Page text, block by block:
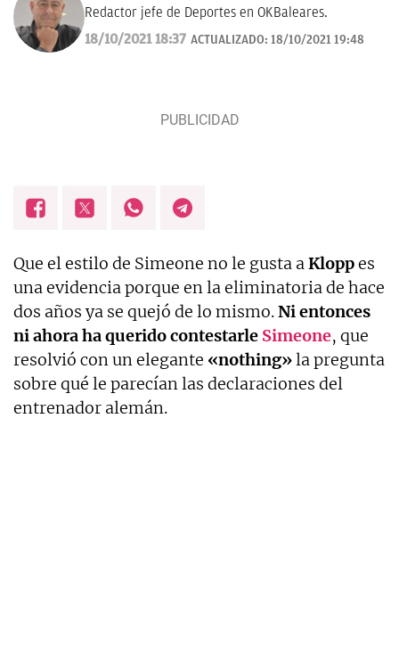
Redactor jefe de Deportes en OKBaleares.
18/10/2021 18:37 ACTUALIZADO: 18/10/2021 19:48
Que el estilo de Simeone no le gusta aKloppes
una evidencia porque en la eliminatoria de hace
dos años ya se quejó de lo mismo.Ni entonces
ni ahora ha querido contestarle Simeone, que
resolvió con un elegante «nothing»la pregunta
sobre qué le parecían las declaraciones del
entrenador alemán.